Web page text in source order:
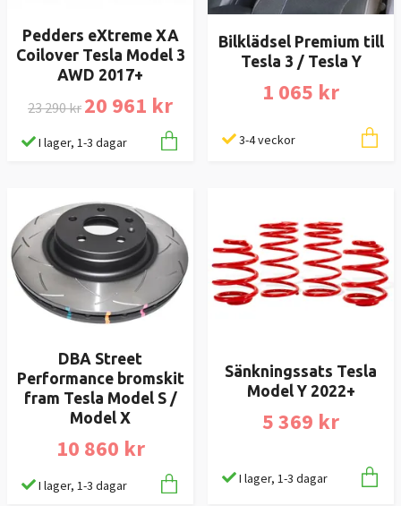
Pedders eXtreme XA
Coilover Tesla Model 3
AWD 2017+
23 290 kr 20 961 kr
I lager, 1-3 dagar
Bilklädsel Premium till
Tesla 3 / Tesla Y
1 065 kr
3-4 veckor
DBA Street
Performance bromskit
fram Tesla Model S /
Model X
10 860 kr
I lager, 1-3 dagar
Sänkningssats Tesla
Model Y 2022+
5 369 kr
I lager, 1-3 dagar